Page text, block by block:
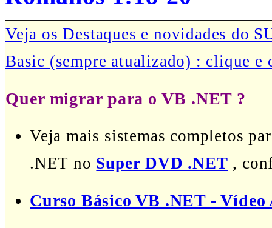
Veja osDestaques e novidades do
Basic (sempre atualizado) : clique e
Quer migrar para o VB .NET ?
Veja mais sistemas completos
.NET no Super DVD .NET ,
Curso Básico VB .NET - Vídeo